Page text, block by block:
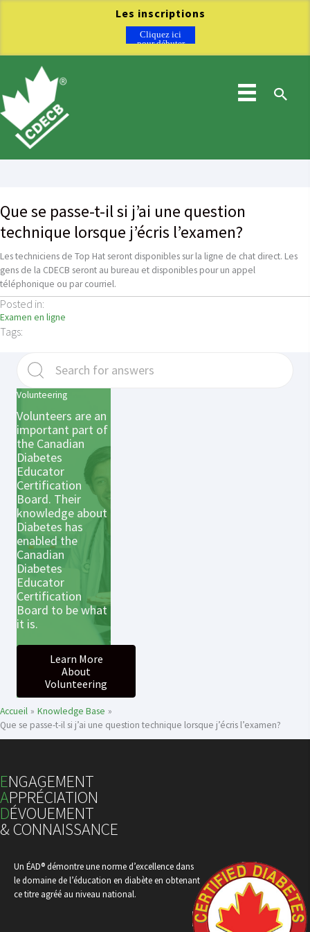
contenu
Que se passe-t-il si j’ai une question
technique lorsque j’écris l’examen?
Les techniciens de Top Hat seront disponibles sur la ligne de chat direct. Les
gens de la CDECB seront au bureau et disponibles pour un appel
téléphonique ou par courriel.
Posted in:
Examen en ligne
Tags:
Volunteering
Volunteers are an
important part of
the Canadian
Diabetes
Educator
Certification
Board. Their
knowledge about
Diabetes has
enabled the
Canadian
Diabetes
Educator
Certification
Board to be what
it is.
Learn More
About
Volunteering
Accueil
Knowledge Base
Que se passe-t-il si j’ai une question technique lorsque j’écris l’examen?
ENGAGEMENT
APPRÉCIATION
DÉVOUEMENT
& CONNAISSANCE
Un ÉAD® démontre une norme d’excellence dans
le domaine de l’éducation en diabète en obtenant
ce titre agréé au niveau national.
Les inscriptions
à l’examen du
CDECB 2026
ainsi que la
Cliquez ici
pour débuter